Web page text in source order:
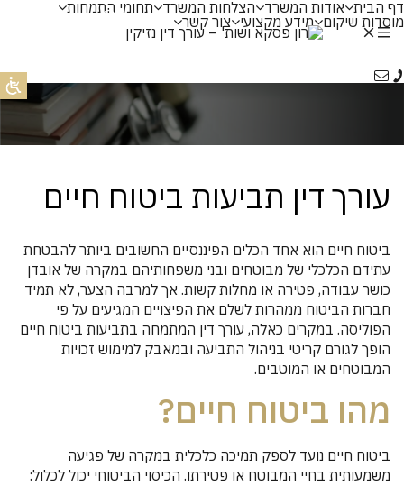
דף הבית אודות המשרד הצלחות המשרד תחומי התמחות
מוסדות שיקום מידע מקצועי צור קשר
עורך דין תביעות ביטוח חיים
ביטוח חיים הוא אחד הכלים הפיננסיים החשובים ביותר להבטחת
עתידם הכלכלי של מבוטחים ובני משפחותיהם במקרה של אובדן
כושר עבודה, פטירה או מחלות קשות. אך למרבה הצער, לא תמיד
חברות הביטוח ממהרות לשלם את הפיצויים המגיעים על פי
הפוליסה. במקרים כאלה, עורך דין המתמחה בתביעות ביטוח חיים
הופך לגורם קריטי בניהול התביעה ובמאבק למימוש זכויות
המבוטחים או המוטבים.
מהו ביטוח חיים?
ביטוח חיים נועד לספק תמיכה כלכלית במקרה של פגיעה
משמעותית בחיי המבוטח או פטירתו. הכיסוי הביטוחי יכול לכלול: